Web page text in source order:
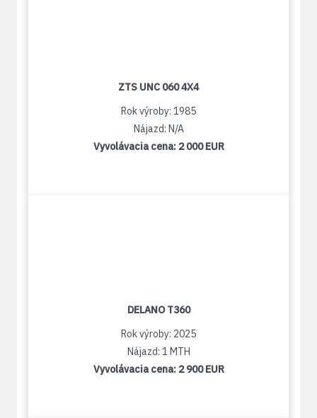
ZTS UNC 060 4X4
Rok výroby: 1985
Nájazd: N/A
Vyvolávacia cena: 2 000 EUR
DELANO T360
Rok výroby: 2025
Nájazd: 1 MTH
Vyvolávacia cena: 2 900 EUR